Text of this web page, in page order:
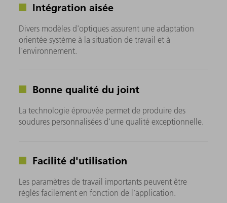
Intégration aisée
Divers modèles d'optiques assurent une adaptation
orientée système à la situation de travail et à
l'environnement.
Bonne qualité du joint
La technologie éprouvée permet de produire des
soudures personnalisées d'une qualité exceptionnelle.
Facilité d'utilisation
Les paramètres de travail importants peuvent être
réglés facilement en fonction de l'application.